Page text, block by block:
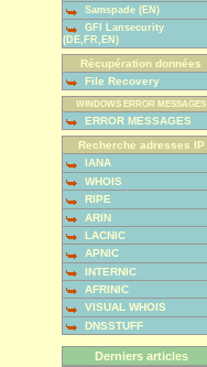
Samspade (EN)
GFI Lansecurity
(DE,FR,EN)
Récupération données
File Recovery
WINDOWS ERROR MESSAGES
ERROR MESSAGES
Recherche adresses IP
IANA
WHOIS
RIPE
ARIN
LACNIC
APNIC
INTERNIC
AFRINIC
VISUAL WHOIS
DNSSTUFF
Derniers articles